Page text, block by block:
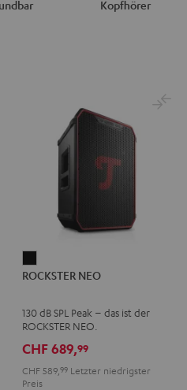
Kopfhörer
NEO
ROCKSTER NEO
130 dB SPL Peak – das ist der
ROCKSTER NEO.
CHF 689,99
CHF 589, 99 Letzter niedrigster
Preis